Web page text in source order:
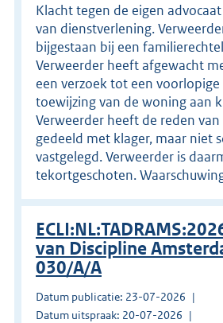
Klacht tegen de eigen
van dienstverlening.
bijgestaan bij een
Verweerder heeft afgewacht
een verzoek tot een
toewijzing van de woning aan
Verweerder heeft de reden
gedeeld met klager, maar niet
vastgelegd. Verweerder is
tekortgeschoten.
van Discipline
030/A/A
Datum publicatie: 23-07-2026
Datum uitspraak: 20-07-2026